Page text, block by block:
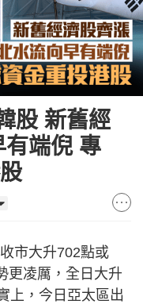
股 新舊經
有端倪 專
市大升702點或
更凌厲，全日大升
上，今日亞太區出